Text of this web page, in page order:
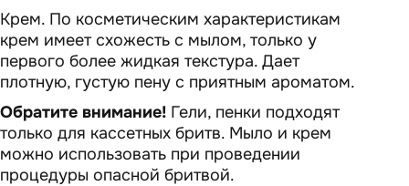
Крем. По косметическим характеристикам
крем имеет схожесть с мылом, только у
первого более жидкая текстура. Дает
плотную, густую пену с приятным ароматом.
Обратите внимание! Гели, пенки подходят
только для кассетных бритв. Мыло и крем
можно использовать при проведении
процедуры опасной бритвой.